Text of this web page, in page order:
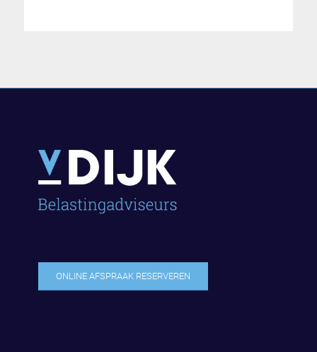
ONLINE AFSPRAAK RESERVEREN